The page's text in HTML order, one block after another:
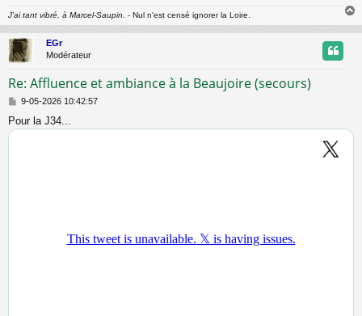
J'ai tant vibré, à Marcel-Saupin. - Nul n'est censé ignorer la Loire.
a
u
EGr
Modérateur
Re: Affluence et ambiance à la Beaujoire (secours)
M
s
9-05-2026 10:42:57
Pour la J34...